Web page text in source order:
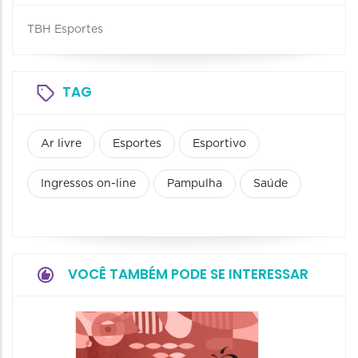
TBH Esportes
TAG
Ar livre Esportes Esportivo
Ingressos on-line Pampulha Saúde
VOCÊ TAMBÉM PODE SE INTERESSAR